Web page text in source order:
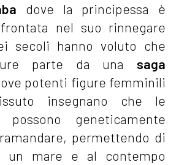
dove la principessa è
nel suo rinnegare
secoli hanno voluto che
parte da una saga
potenti figure femminili
insegnano che le
possono geneticamente
permettendo di
un mare e al contempo